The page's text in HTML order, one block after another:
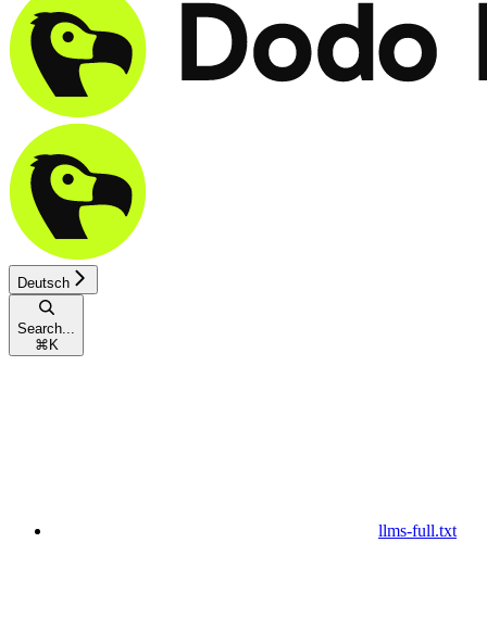
Deutsch
Search...
⌘ K
llms-full.txt